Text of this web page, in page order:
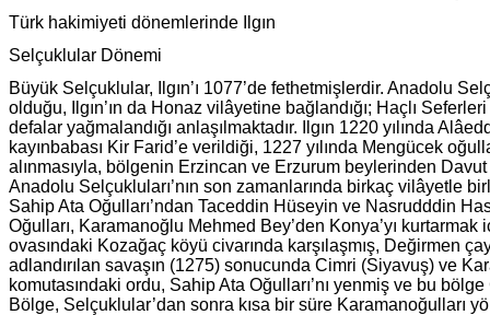
Türk hakimiyeti dönemlerinde Ilgın
Selçuklular Dönemi
Büyük Selçuklular, Ilgın’ı 1077’de fethetmişlerdir. Anadolu
olduğu, Ilgın’ın da Honaz vilâyetine bağlandığı; Haçlı Seferleri
defalar yağmalandığı anlaşılmaktadır. Ilgın 1220 yılında
kayınbabası Kir Farid’e verildiği, 1227 yılında Mengücek
alınmasıyla, bölgenin Erzincan ve Erzurum beylerinden
Anadolu Selçukluları’nın son zamanlarında birkaç vilâyetle
Sahip Ata Oğulları’ndan Taceddin Hüseyin ve Nasrudddin
Oğulları, Karamanoğlu Mehmed Bey’den Konya’yı kurtarmak
ovasındaki Kozağaç köyü civarında karşılaşmış, Değirmen
adlandırılan savaşın (1275) sonucunda Cimri (Siyavuş) ve
komutasındaki ordu, Sahip Ata Oğulları’nı yenmiş ve bu
Bölge, Selçuklular’dan sonra kısa bir süre Karamanoğulları